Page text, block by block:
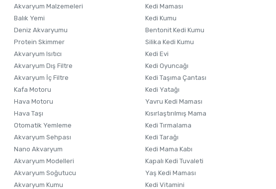
Ürün açıklamasında eksik bilgiler bulunuyor.
Ürün fiyatı diğer sitelerden daha pahalı.
Bu ürüne benzer farklı alternatifler olmalı.
Akvaryum Malzemeleri
Balık Yemi
Deniz Akvaryumu
Protein Skimmer
Akvaryum Isıtıcı
Akvaryum Dış Filtre
Akvaryum İç Filtre
Kafa Motoru
Hava Motoru
Hava Taşı
Otomatik Yemleme
Akvaryum Sehpası
Nano Akvaryum
Akvaryum Modelleri
Akvaryum Soğutucu
Akvaryum Kumu
Kedi Maması
Kedi Kumu
Bentonit Kedi Kumu
Silika Kedi Kumu
Kedi Evi
Kedi Oyuncağı
Kedi Taşıma Çantası
Kedi Yatağı
Yavru Kedi Maması
Kısırlaştırılmış Mama
Kedi Tırmalama
Kedi Tarağı
Kedi Mama Kabı
Kapalı Kedi Tuvaleti
Yaş Kedi Maması
Kedi Vitamini